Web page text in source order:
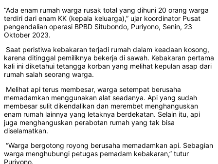
“Ada enam rumah warga rusak total yang dihuni 20 orang warga
terdiri dari enam KK (kepala keluarga),” ujar koordinator Pusat
pengendalian operasi BPBD Situbondo, Puriyono, Senin, 23
Oktober 2023.
Saat peristiwa kebakaran terjadi rumah dalam keadaan kosong,
karena ditinggal pemiliknya bekerja di sawah. Kebakaran pertama
kali ini diketahui tetangga korban yang melihat kepulan asap dari
rumah salah seorang warga.
Melihat api terus membesar, warga setempat berusaha
memadamkan menggunakan alat seadanya. Api yang sudah
membesar sulit dikendalikan dan merembet menghanguskan
enam rumah lainnya yang letaknya berdekatan. Selain itu, api
juga menghanguskan perabotan rumah yang tak bisa
diselamatkan.
“Warga bergotong royong berusaha memadamkan api. Sebagian
warga menghubungi petugas pemadam kebakaran,” tutur
Puriyono.